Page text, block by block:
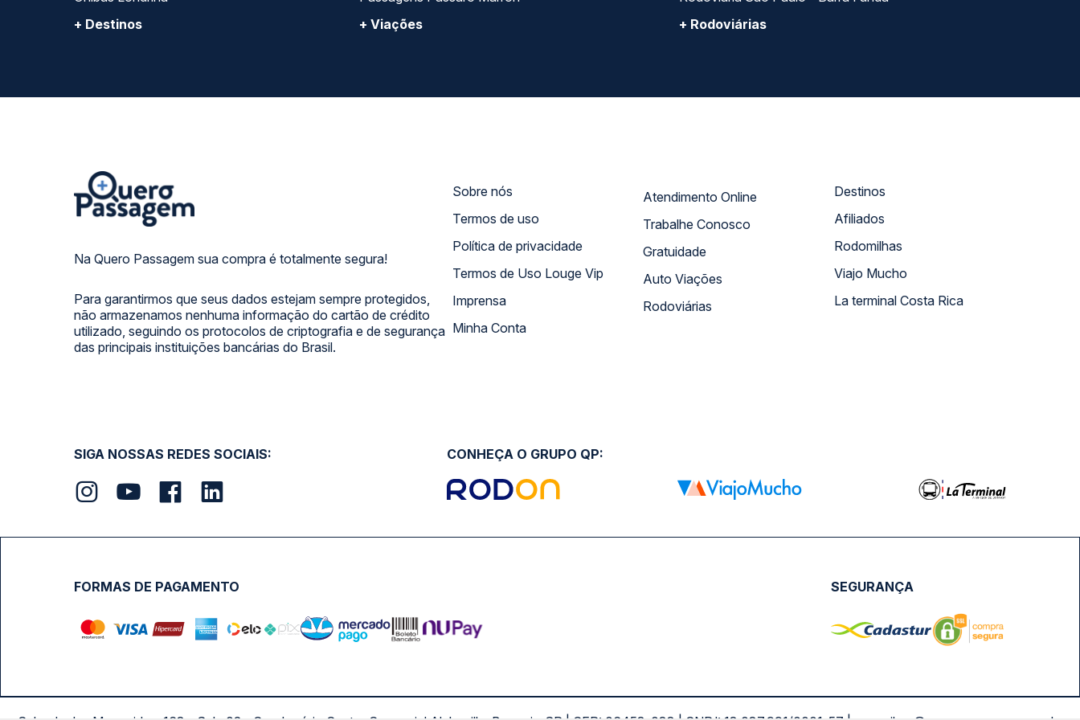
+ Destinos
+ Viações
+ Rodoviárias
Na Quero Passagem sua compra é totalmente segura!
Para garantirmos que seus dados estejam sempre protegidos,
não armazenamos nenhuma informação do cartão de crédito
utilizado, seguindo os protocolos de criptografia e de segurança
das principais instituições bancárias do Brasil.
Sobre nós
Termos de uso
Política de privacidade
Termos de Uso Louge Vip
Imprensa
Minha Conta
Atendimento Online
Trabalhe Conosco
Gratuidade
Auto Viações
Rodoviárias
Destinos
Afiliados
Rodomilhas
Viajo Mucho
La terminal Costa Rica
SIGA NOSSAS REDES SOCIAIS: CONHEÇA O GRUPO QP:
FORMAS DE PAGAMENTO SEGURANÇA